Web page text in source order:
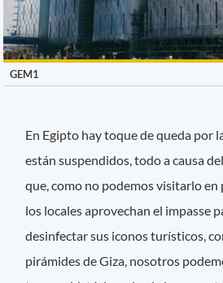
GEM1
En Egipto hay toque de queda por
están suspendidos, todo a causa
que, como no podemos visitarlo en
los locales aprovechan el impasse
desinfectar sus iconos turísticos,
pirámides de Giza, nosotros